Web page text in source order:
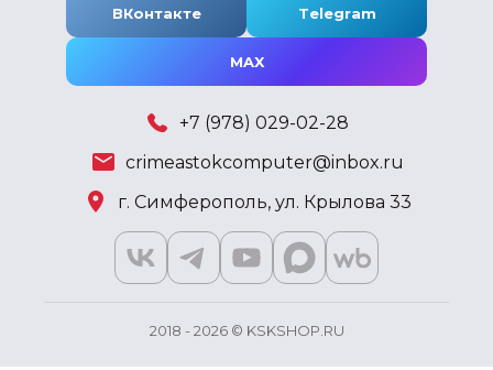
ВКонтакте Telegram
MAX
+7 (978) 029-02-28
crimeastokcomputer@inbox.ru
г. Симферополь, ул. Крылова 33
2018 - 2026 © KSKSHOP.RU